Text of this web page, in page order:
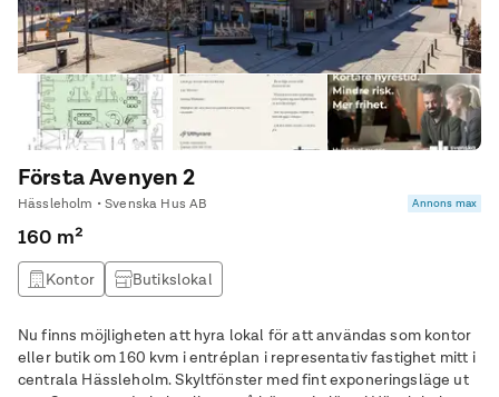
Första Avenyen 2
Hässleholm • Svenska Hus AB Annons max
160 m²
Kontor Butikslokal
Nu finns möjligheten att hyra lokal för att användas som kontor
eller butik om 160 kvm i entréplan i representativ fastighet mitt i
centrala Hässleholm. Skyltfönster med fint exponeringsläge ut